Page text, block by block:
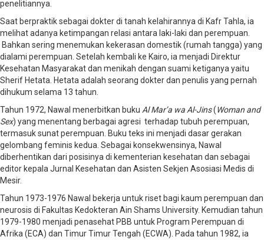
penelitiannya.
Saat berpraktik sebagai dokter di tanah kelahirannya di Kafr Tahla, ia
melihat adanya ketimpangan relasi antara laki-laki dan perempuan.
Bahkan sering menemukan kekerasan domestik (rumah tangga) yang
dialami perempuan. Setelah kembali ke Kairo, ia menjadi Direktur
Kesehatan Masyarakat dan menikah dengan suami ketiganya yaitu
Sherif Hetata. Hetata adalah seorang dokter dan penulis yang pernah
dihukum selama 13 tahun.
Tahun 1972, Nawal menerbitkan buku Al Mar’a wa Al-Jins(Woman and
Sex) yang menentang berbagai agresi terhadap tubuh perempuan,
termasuk sunat perempuan. Buku teks ini menjadi dasar gerakan
gelombang feminis kedua. Sebagai konsekwensinya, Nawal
diberhentikan dari posisinya di kementerian kesehatan dan sebagai
editor kepala Jurnal Kesehatan dan Asisten Sekjen Asosiasi Medis di
Mesir.
Tahun 1973-1976 Nawal bekerja untuk riset bagi kaum perempuan dan
neurosis di Fakultas Kedokteran Ain Shams University. Kemudian tahun
1979-1980 menjadi penasehat PBB untuk Program Perempuan di
Afrika (ECA) dan Timur Timur Tengah (ECWA). Pada tahun 1982, ia